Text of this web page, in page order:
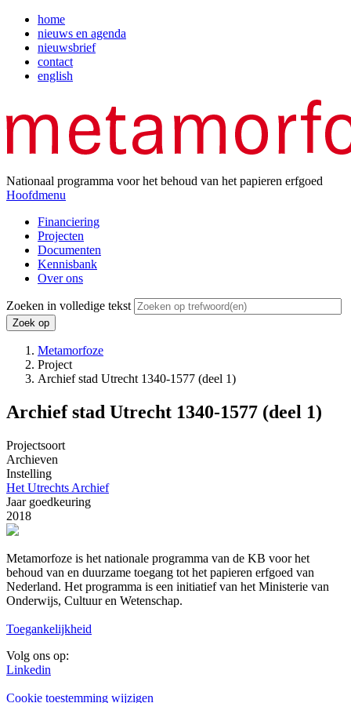
Overslaan
naar
inhoud
Top
menu
home
nieuws en agenda
nieuwsbrief
contact
english
Nationaal programma voor het behoud van het papieren erfgoed
Hoofdmenu
Hoofdnavigatie
Financiering
Projecten
Documenten
Kennisbank
Over ons
Zoeken in volledige tekst
Kruimelpad
Metamorfoze
Project
Archief stad Utrecht 1340-1577 (deel 1)
Archief stad Utrecht 1340-1577 (deel 1)
Projectsoort
Archieven
Instelling
Het Utrechts Archief
Jaar goedkeuring
2018
Metamorfoze is het nationale programma van de KB voor het
behoud van en duurzame toegang tot het papieren erfgoed van
Nederland. Het programma is een initiatief van het Ministerie van
Onderwijs, Cultuur en Wetenschap.
Toegankelijkheid
Volg ons op:
Linkedin
Cookie toestemming wijzigen